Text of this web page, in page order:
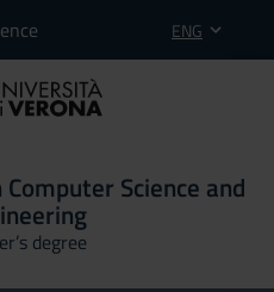
ENG
Science and
degree